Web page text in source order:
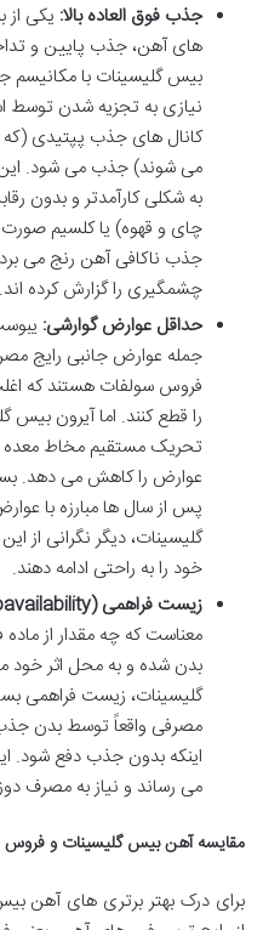
جذب فوق العاده بالا: یکی
های آهن، جذب پایین و
بیس گلیسینات با مکانیسم
نیازی به تجزیه شدن توسط
کانال های جذب پپتیدی (که
می شوند) جذب می شود.
به شکلی کارآمدتر و بدون
چای و قهوه) یا کلسیم صورت
جذب ناکافی آهن رنج می
چشمگیری را گزارش کرده اند.
حداقل عوارض گوارشی:
جمله عوارض جانبی رایج
فروس سولفات هستند که
را قطع کنند. اما آیرون
تحریک مستقیم مخاط معده
عوارض را کاهش می دهد.
پس از سال ها مبارزه با
گلیسینات، دیگر نگرانی از
خود را به راحتی ادامه دهند.
زیست فراهمی (Bioavailability) عالی:
معناست که چه مقدار از
بدن شده و به محل اثر خود
گلیسینات، زیست فراهمی
مصرفی واقعاً توسط بدن جذب
اینکه بدون جذب دفع شود.
می رساند و نیاز به مصرف
مقایسه آهن بیس گلیسینات و فروس
برای درک بهتر برتری های آهن